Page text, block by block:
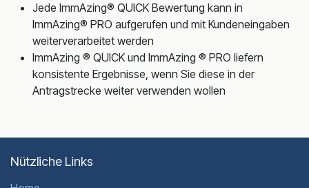
Jede ImmAzing® QUICK Bewertung kann in
ImmAzing® PRO aufgerufen und mit Kundeneingaben
weiterverarbeitet werden
ImmAzing ® QUICK und ImmAzing ® PRO liefern
konsistente Ergebnisse, wenn Sie diese in der
Antragstrecke weiter verwenden wollen
Nützliche Links